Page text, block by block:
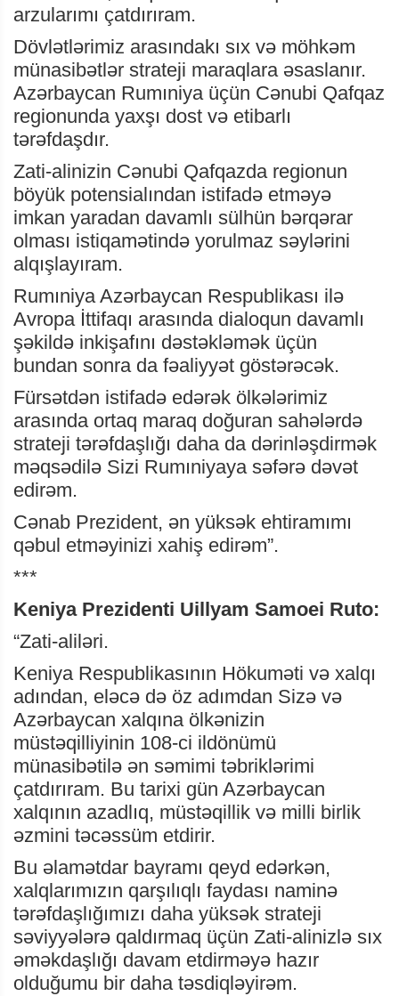
arzularımı çatdırıram.
Dövlətlərimiz arasındakı sıx və möhkəm
münasibətlər strateji maraqlara əsaslanır.
Azərbaycan Rumıniya üçün Cənubi Qafqaz
regionunda yaxşı dost və etibarlı
tərəfdaşdır.
Zati-alinizin Cənubi Qafqazda regionun
böyük potensialından istifadə etməyə
imkan yaradan davamlı sülhün bərqərar
olması istiqamətində yorulmaz səylərini
alqışlayıram.
Rumıniya Azərbaycan Respublikası ilə
Avropa İttifaqı arasında dialoqun davamlı
şəkildə inkişafını dəstəkləmək üçün
bundan sonra da fəaliyyət göstərəcək.
Fürsətdən istifadə edərək ölkələrimiz
arasında ortaq maraq doğuran sahələrdə
strateji tərəfdaşlığı daha da dərinləşdirmək
məqsədilə Sizi Rumıniyaya səfərə dəvət
edirəm.
Cənab Prezident, ən yüksək ehtiramımı
qəbul etməyinizi xahiş edirəm”.
***
Keniya Prezidenti Uillyam Samoei Ruto:
“Zati-aliləri.
Keniya Respublikasının Hökuməti və xalqı
adından, eləcə də öz adımdan Sizə və
Azərbaycan xalqına ölkənizin
müstəqilliyinin 108-ci ildönümü
münasibətilə ən səmimi təbriklərimi
çatdırıram. Bu tarixi gün Azərbaycan
xalqının azadlıq, müstəqillik və milli birlik
əzmini təcəssüm etdirir.
Bu əlamətdar bayramı qeyd edərkən,
xalqlarımızın qarşılıqlı faydası naminə
tərəfdaşlığımızı daha yüksək strateji
səviyyələrə qaldırmaq üçün Zati-alinizlə sıx
əməkdaşlığı davam etdirməyə hazır
olduğumu bir daha təsdiqləyirəm.